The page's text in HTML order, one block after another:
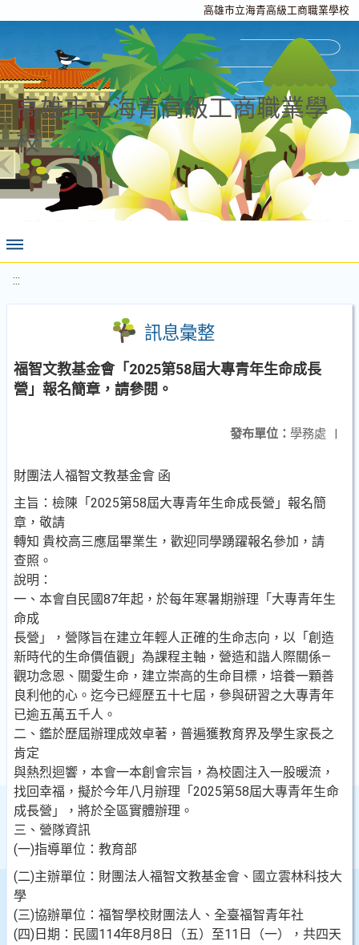
高雄市立海青高級工商職業學校
高雄市立海青高級工商職業學
校
:::
訊息彙整
福智文教基金會「2025第58屆大專青年生命成長
營」報名簡章，請參閱。
發布單位： 學務處 |
財團法人福智文教基金會 函
主旨：檢陳「2025第58屆大專青年生命成長營」報名簡
章，敬請
轉知 貴校高三應屆畢業生，歡迎同學踴躍報名參加，請
查照。
說明：
一、本會自民國87年起，於每年寒暑期辦理「大專青年生
命成
長營」，營隊旨在建立年輕人正確的生命志向，以「創造
新時代的生命價值觀」為課程主軸，營造和諧人際關係—
觀功念恩、關愛生命，建立崇高的生命目標，培養一顆善
良利他的心。迄今已經歷五十七屆，參與研習之大專青年
已逾五萬五千人。
二、鑑於歷屆辦理成效卓著，普遍獲教育界及學生家長之
肯定
與熱烈迴響，本會一本創會宗旨，為校園注入一股暖流，
找回幸福，擬於今年八月辦理「2025第58屆大專青年生命
成長營」，將於全區實體辦理。
三、營隊資訊
(一)指導單位：教育部
(二)主辦單位：財團法人福智文教基金會、國立雲林科技大
學
(三)協辦單位：福智學校財團法人、全臺福智青年社
(四)日期：民國114年8月8日（五）至11日（一），共四天